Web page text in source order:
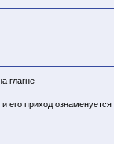
глагне
и его приход